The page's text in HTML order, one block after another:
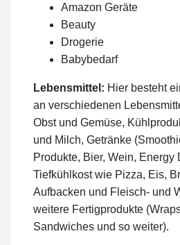
Amazon Geräte
Beauty
Drogerie
Babybedarf
Lebensmittel: Hier besteht
an verschiedenen
Obst und Gemüse,
und Milch, Getränke
Produkte, Bier, Wein,
Tiefkühlkost wie Pizza, Eis,
Aufbacken und Fleisch- und
weitere Fertigprodukte
Sandwiches und so weiter).